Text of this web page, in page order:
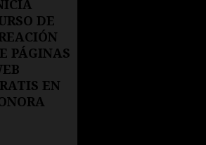
DE
PÁGINAS
EN